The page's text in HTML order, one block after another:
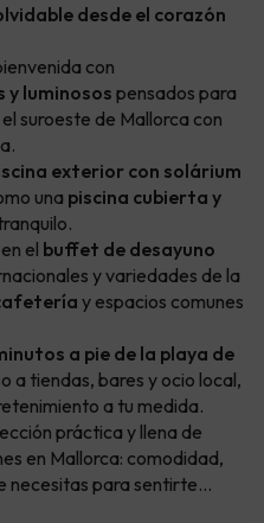
desde el corazón
con
luminosos pensados para
suroeste de Mallorca con
exterior con solárium
una piscina cubierta y
el buffet de desayuno
y variedades de la
y espacios comunes
a pie de la playa de
a tiendas, bares y ocio local,
a tu medida.
práctica y llena de
en Mallorca: comodidad,
necesitas para sentirte…